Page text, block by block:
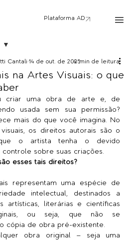
Plataforma AD
na Artes Visuais: o que
Cantali 14 de out. de 20254 min de leitura
criar uma obra de arte e, de
usada sem sua permissão?
mais do que você imagina. No
os direitos autorais são o
o artista tenha o devido
sobre suas criações.
esses tais direitos?
representam uma espécie de
intelectual, destinados a
artísticas, literárias e científicas
ou seja, que não se
cópia de obra pré-existente.
obra original – seja uma